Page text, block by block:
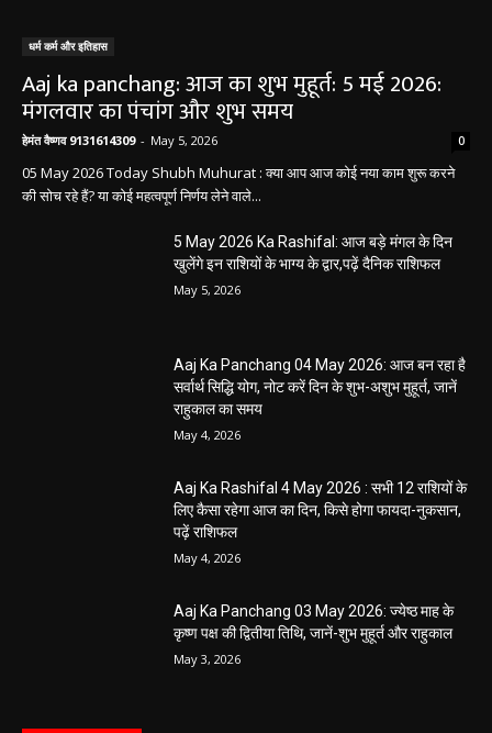
धर्म कर्म और इतिहास
Aaj ka panchang: आज का शुभ मुहूर्त: 5 मई 2026:
मंगलवार का पंचांग और शुभ समय
हेमंत वैष्णव 9131614309 - May 5, 2026 0
05 May 2026 Today Shubh Muhurat : क्या आप आज कोई नया काम शुरू करने
की सोच रहे हैं? या कोई महत्वपूर्ण निर्णय लेने वाले...
5 May 2026 Ka Rashifal: आज बड़े मंगल के दिन
खुलेंगे इन राशियों के भाग्य के द्वार,पढ़ें दैनिक राशिफल
May 5, 2026
Aaj Ka Panchang 04 May 2026: आज बन रहा है
सर्वार्थ सिद्धि योग, नोट करें दिन के शुभ-अशुभ मुहूर्त, जानें
राहुकाल का समय
May 4, 2026
Aaj Ka Rashifal 4 May 2026 : सभी 12 राशियों के
लिए कैसा रहेगा आज का दिन, किसे होगा फायदा-नुकसान,
पढ़ें राशिफल
May 4, 2026
Aaj Ka Panchang 03 May 2026: ज्येष्ठ माह के
कृष्ण पक्ष की द्वितीया तिथि, जानें-शुभ मुहूर्त और राहुकाल
May 3, 2026